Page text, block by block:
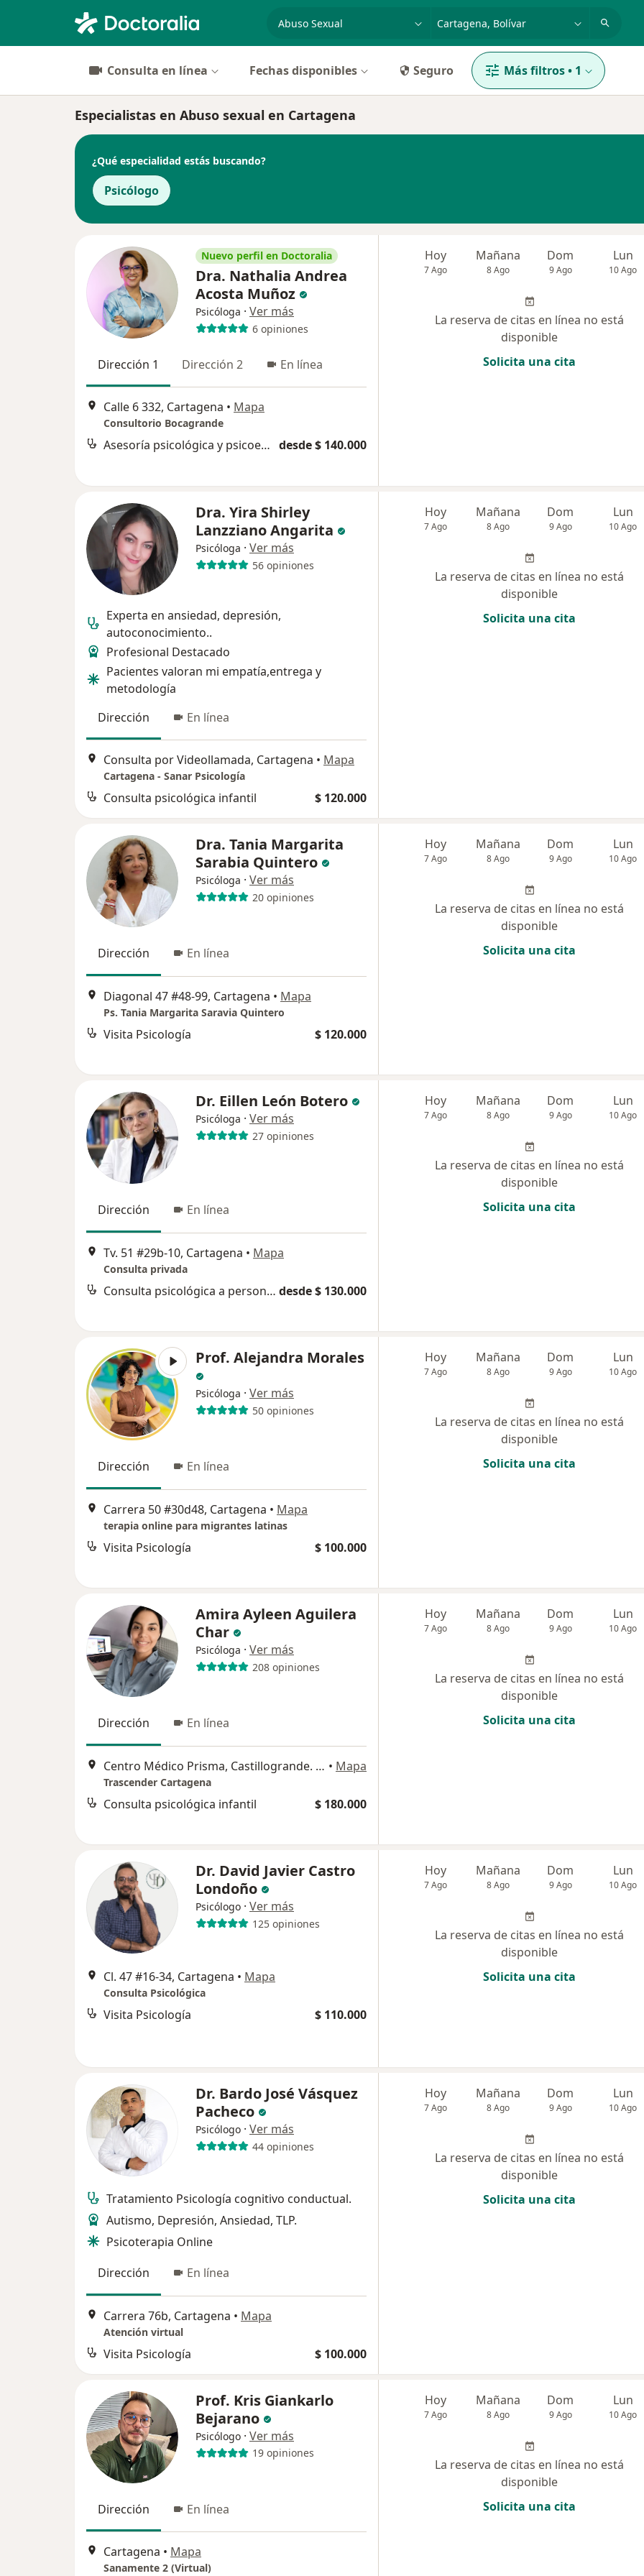
Consulta en línea Fechas disponibles Seguro Más filtros• 1
Especialistas en Abuso sexual en Cartagena
¿Qué especialidad estás buscando?
Psicólogo
Nuevo perfil en Doctoralia
Dra. Nathalia Andrea
Acosta Muñoz
Psicóloga · Ver más
6 opiniones
Dirección 1 Dirección 2 En línea
Calle 6 332, Cartagena • Mapa
Consultorio Bocagrande
Asesoría psicológica y psicoeducación desde $ 140.000
Hoy
7 Ago
Mañana
8 Ago
Dom
9 Ago
Lun
10 Ago
La reserva de citas en línea no está
disponible
Solicita una cita
Dra. Yira Shirley
Lanzziano Angarita
Psicóloga · Ver más
56 opiniones
Experta en ansiedad, depresión,
autoconocimiento..
Profesional Destacado
Pacientes valoran mi empatía,entrega y
metodología
Dirección
En línea
Consulta por Videollamada, Cartagena • Mapa
Cartagena - Sanar Psicología
Consulta psicológica infantil $ 120.000
Hoy
7 Ago
Mañana
8 Ago
Dom
9 Ago
Lun
10 Ago
La reserva de citas en línea no está
disponible
Solicita una cita
Dra. Tania Margarita
Sarabia Quintero
Psicóloga · Ver más
20 opiniones
Dirección En línea
Diagonal 47 #48-99, Cartagena • Mapa
Ps. Tania Margarita Saravia Quintero
Visita Psicología $ 120.000
Hoy
7 Ago
Mañana
8 Ago
Dom
9 Ago
Lun
10 Ago
La reserva de citas en línea no está
disponible
Solicita una cita
Dr. Eillen León Botero
Psicóloga · Ver más
27 opiniones
Dirección En línea
Tv. 51 #29b-10, Cartagena • Mapa
Consulta privada
Consulta psicológica a personas en proceso de reintegración social pos egreso del sistema penitenciario desde $ 130.000
Hoy
7 Ago
Mañana
8 Ago
Dom
9 Ago
Lun
10 Ago
La reserva de citas en línea no está
disponible
Solicita una cita
Prof. Alejandra Morales
Psicóloga · Ver más
50 opiniones
Dirección En línea
Carrera 50 #30d48, Cartagena • Mapa
terapia online para migrantes latinas
Visita Psicología $ 100.000
Hoy
7 Ago
Mañana
8 Ago
Dom
9 Ago
Lun
10 Ago
La reserva de citas en línea no está
disponible
Solicita una cita
Amira Ayleen Aguilera
Char
Psicóloga · Ver más
208 opiniones
Dirección En línea
Centro Médico Prisma, Castillogrande. Cra 6 #5-161, Consultorio 604, Cartagena • Mapa
Trascender Cartagena
Consulta psicológica infantil $ 180.000
Hoy
7 Ago
Mañana
8 Ago
Dom
9 Ago
Lun
10 Ago
La reserva de citas en línea no está
disponible
Solicita una cita
Dr. David Javier Castro
Londoño
Psicólogo · Ver más
125 opiniones
Cl. 47 #16-34, Cartagena • Mapa
Consulta Psicológica
Visita Psicología $ 110.000
Hoy
7 Ago
Mañana
8 Ago
Dom
9 Ago
Lun
10 Ago
La reserva de citas en línea no está
disponible
Solicita una cita
Dr. Bardo José Vásquez
Pacheco
Psicólogo · Ver más
44 opiniones
Tratamiento Psicología cognitivo conductual.
Autismo, Depresión, Ansiedad, TLP.
Psicoterapia Online
Dirección
En línea
Carrera 76b, Cartagena • Mapa
Atención virtual
Visita Psicología $ 100.000
Hoy
7 Ago
Mañana
8 Ago
Dom
9 Ago
Lun
10 Ago
La reserva de citas en línea no está
disponible
Solicita una cita
Prof. Kris Giankarlo
Bejarano
Psicólogo · Ver más
19 opiniones
Dirección En línea
Cartagena • Mapa
Sanamente 2 (Virtual)
Hoy
7 Ago
Mañana
8 Ago
Dom
9 Ago
Lun
10 Ago
La reserva de citas en línea no está
disponible
Solicita una cita